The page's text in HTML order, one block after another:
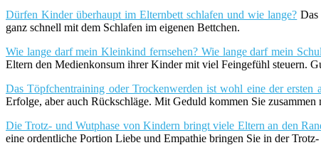
Dürfen Kinder überhaupt im Elternbett schlafen und wie lange?
ganz schnell mit dem Schlafen im eigenen Bettchen.
Wie lange darf mein Kleinkind fernsehen? Wie lange darf mein
Eltern den Medienkonsum ihrer Kinder mit viel Feingefühl steuern.
Das Töpfchentraining oder Trockenwerden ist wohl eine der
Erfolge, aber auch Rückschläge. Mit Geduld kommen Sie
Die Trotz- und Wutphase von Kindern bringt viele Eltern an den
eine ordentliche Portion Liebe und Empathie bringen Sie in der